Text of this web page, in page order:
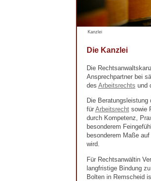
Kanzlei
Die Kanzlei
Die
Ansprechpartner bei
des Arbeitsrechts und
Die
für Arbeitsrechtsowie
durch Kompetenz,
besonderem
besonderem Maße
wird.
Für Rechtsanwältin
langfristige Bindung
Bolten in Remscheid